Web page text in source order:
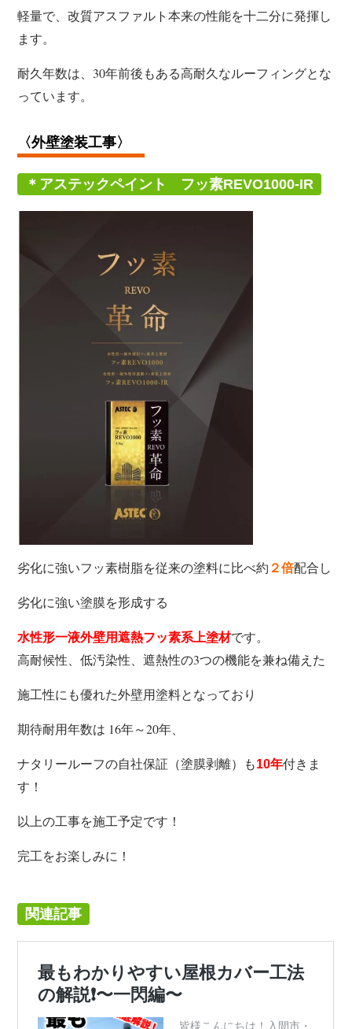
軽量で、改質アスファルト本来の性能を十二分に発揮し
ます。
耐久年数は、30年前後もある高耐久なルーフィングとな
っています。
〈外壁塗装工事〉
＊アステックペイント フッ素REVO1000-IR
劣化に強いフッ素樹脂を従来の塗料に比べ約 ２倍配合し
劣化に強い塗膜を形成する
水性形一液外壁用遮熱フッ素系上塗材です。
高耐候性、低汚染性、遮熱性の3つの機能を兼ね備えた
施工性にも優れた外壁用塗料となっており
期待耐用年数は 16年～20年、
ナタリールーフの自社保証（塗膜剥離）も10年付きま
す！
以上の工事を施工予定です！
完工をお楽しみに！
関連記事